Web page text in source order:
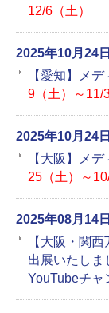
12/6（土）
2025年10月24日
【愛知】メ
9（土）～11/
2025年10月24日
【大阪】メ
25（土）～
2025年08月14日
【大阪・関
出展いたしま
YouTubeチャ